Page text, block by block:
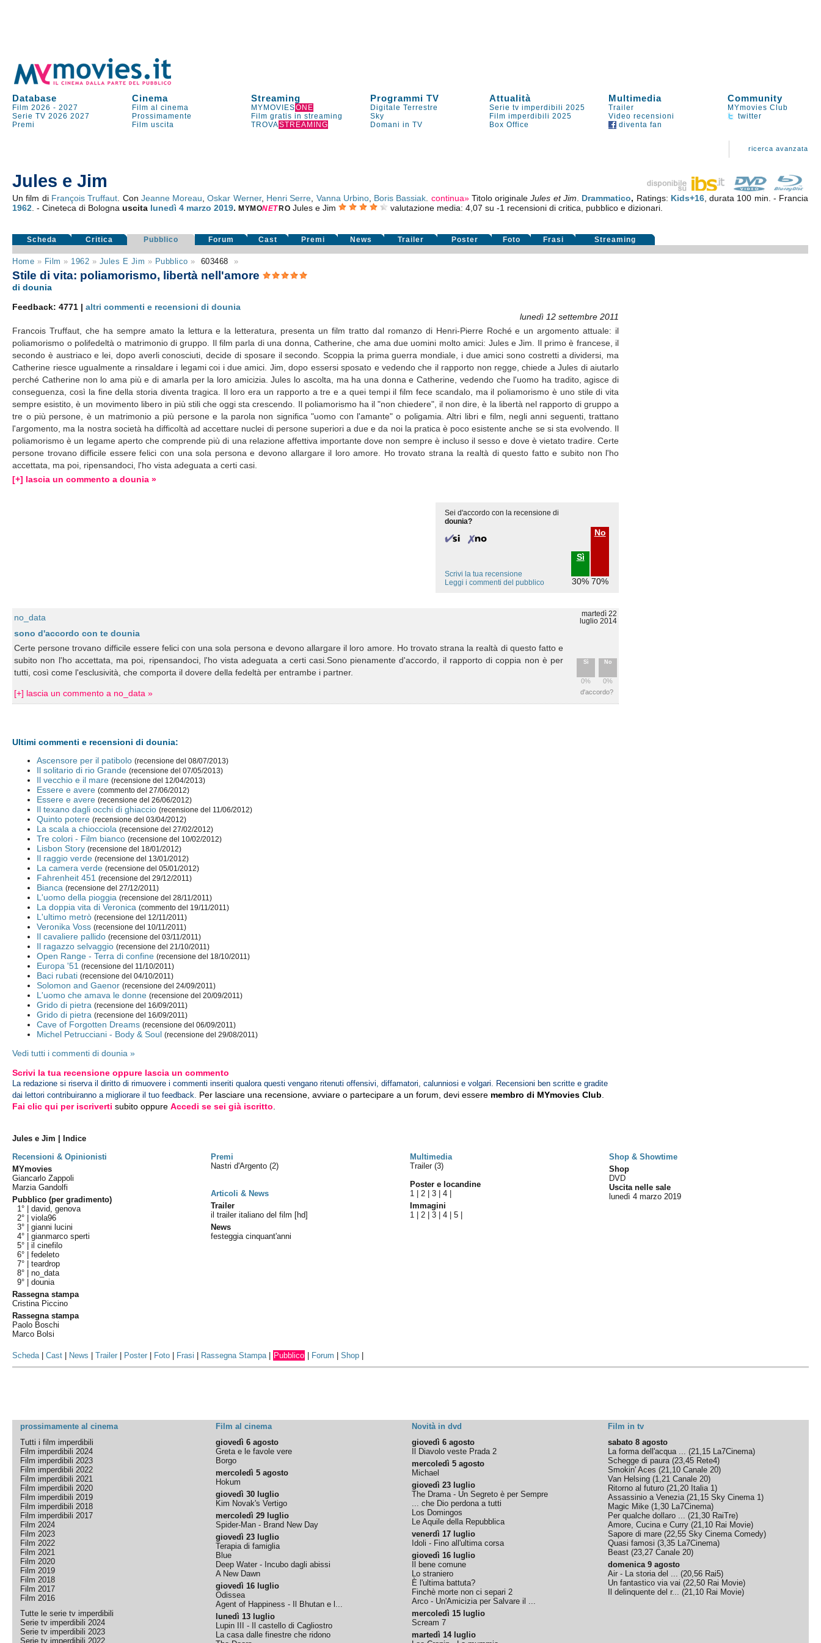
Database Cinema Streaming Programmi TV Attualità Multimedia Community
Film 2026 -2027 Film al cinema MYMOVIESONE Digitale Terrestre Serie tv imperdibili 2025 Trailer
MYmovies Club
Serie TV 2026 2027 Prossimamente Film gratis in streaming Sky Film imperdibili 2025 Video recensioni
twitter
Premi
Film uscita TROVASTREAMING Domani in TV Box Office diventa fan
ricerca avanzata
Jules e Jim
Un film di François Truffaut . Con Jeanne Moreau ,Oskar Werner, Henri Serre Vanna Urbino, Boris Bassiak continua» Titolo originaleJules et Jim Drammatico, Ratings: Kids+16, durata 100 min. - Francia
1962 . - Cineteca di Bolognauscita lunedì 4 marzo 2019.MYMONET RO Jules e Jim valutazione media: 4,07 su -1 recensioni di critica, pubblico e dizionari.
Scheda Critica Pubblico Forum Cast Premi News Trailer Poster Foto Frasi Streaming
Home » Film » 1962 » Jules E Jim » Pubblico » 603468 »
Stile di vita: poliamorismo, libertà nell'amore
di dounia
Feedback: 4771 |altri commenti e recensioni di dounia
lunedì 12 settembre 2011
Francois Truffaut, che ha sempre amato la lettura e la letteratura, presenta un film tratto dal romanzo di Henri-Pierre Roché e un argomento attuale: il
poliamorismo o polifedeltà o matrimonio di gruppo. Il film parla di una donna, Catherine, che ama due uomini molto amici: Jules e Jim. Il primo è francese, il
secondo è austriaco e lei, dopo averli conosciuti, decide di sposare il secondo. Scoppia la prima guerra mondiale, i due amici sono costretti a dividersi, ma
Catherine riesce ugualmente a rinsaldare i legami coi i due amici. Jim, dopo essersi sposato e vedendo che il rapporto non regge, chiede a Jules di aiutarlo
perché Catherine non lo ama più e di amarla per la loro amicizia. Jules lo ascolta, ma ha una donna e Catherine, vedendo che l'uomo ha tradito, agisce di
conseguenza, così la fine della storia diventa tragica. Il loro era un rapporto a tre e a quei tempi il film fece scandalo, ma il poliamorismo è uno stile di vita
sempre esistito, è un movimento libero in più stili che oggi sta crescendo. Il poliamorismo ha il "non chiedere", il non dire, è la libertà nel rapporto di gruppo a
tre o più persone, è un matrimonio a più persone e la parola non significa "uomo con l'amante" o poligamia. Altri libri e film, negli anni seguenti, trattano
l'argomento, ma la nostra società ha difficoltà ad accettare nuclei di persone superiori a due e da noi la pratica è poco esistente anche se si sta evolvendo. Il
poliamorismo è un legame aperto che comprende più di una relazione affettiva importante dove non sempre è incluso il sesso e dove è vietato tradire. Certe
persone trovano difficile essere felici con una sola persona e devono allargare il loro amore. Ho trovato strana la realtà di questo fatto e subito non l'ho
accettata, ma poi, ripensandoci, l'ho vista adeguata a certi casi.
[+] lascia un commento a dounia »
Sei d'accordo con la recensione di
dounia?
Sì
30%
No
70%
Scrivi la tua recensione
Leggi i commenti del pubblico
no_data
martedì 22
luglio 2014
sono d'accordo con te dounia
Sì
0%
No
0%
Certe persone trovano difficile essere felici con una sola persona e devono allargare il loro amore. Ho trovato strana la realtà di questo fatto e
subito non l'ho accettata, ma poi, ripensandoci, l'ho vista adeguata a certi casi.Sono pienamente d'accordo, il rapporto di coppia non è per
tutti, così come l'esclusività, che comporta il dovere della fedeltà per entrambe i partner.
[+] lascia un commento a no_data » d'accordo?
Ultimi commenti e recensioni di dounia:
Ascensore per il patibolo (recensione del 08/07/2013)
Il solitario di rio Grande (recensione del 07/05/2013)
Il vecchio e il mare (recensione del 12/04/2013)
Essere e avere (commento del 27/06/2012)
Essere e avere (recensione del 26/06/2012)
Il texano dagli occhi di ghiaccio (recensione del 11/06/2012)
Quinto potere (recensione del 03/04/2012)
La scala a chiocciola (recensione del 27/02/2012)
Tre colori - Film bianco (recensione del 10/02/2012)
Lisbon Story (recensione del 18/01/2012)
Il raggio verde (recensione del 13/01/2012)
La camera verde (recensione del 05/01/2012)
Fahrenheit 451 (recensione del 29/12/2011)
Bianca (recensione del 27/12/2011)
L'uomo della pioggia (recensione del 28/11/2011)
La doppia vita di Veronica (commento del 19/11/2011)
L'ultimo metrò (recensione del 12/11/2011)
Veronika Voss (recensione del 10/11/2011)
Il cavaliere pallido (recensione del 03/11/2011)
Il ragazzo selvaggio (recensione del 21/10/2011)
Open Range - Terra di confine (recensione del 18/10/2011)
Europa '51 (recensione del 11/10/2011)
Baci rubati (recensione del 04/10/2011)
Solomon and Gaenor (recensione del 24/09/2011)
L'uomo che amava le donne (recensione del 20/09/2011)
Grido di pietra (recensione del 16/09/2011)
Grido di pietra (recensione del 16/09/2011)
Cave of Forgotten Dreams (recensione del 06/09/2011)
Michel Petrucciani - Body & Soul (recensione del 29/08/2011)
Vedi tutti i commenti di dounia »
Scrivi la tua recensione oppure lascia un commento
La redazione si riserva il diritto di rimuovere i commenti inseriti qualora questi vengano ritenuti offensivi, diffamatori, calunniosi e volgari. Recensioni ben scritte e gradite
dai lettori contribuiranno a migliorare il tuo feedback. Per lasciare una recensione, avviare o partecipare a un forum, devi essere membro di MYmovies Club
Fai clic qui per iscriverti subito oppureAccedi se sei già iscritto
Jules e Jim | Indice
Recensioni & Opinionisti
Premi Multimedia
Shop & Showtime
MYmovies
Giancarlo Zappoli
Marzia Gandolfi
Pubblico (per gradimento)
1° |david, genova
2° |viola96
3° |gianni lucini
4° |gianmarco sperti
5° |il cinefilo
6° |fedeleto
7° |teardrop
8° |no_data
9° |dounia
Rassegna stampa
Cristina Piccino
Rassegna stampa
Paolo Boschi
Marco Bolsi
Nastri d'Argento(2)
Articoli & News
Trailer
il trailer italiano del film [hd]
News
festeggia cinquant'anni
Trailer (3)
Poster e locandine
1 |2 |3 |4
Immagini
1 |2 |3 |4 |5
Shop
DVD
Uscita nelle sale
lunedì 4 marzo 2019
Scheda|Cast News |Trailer Poster Foto Frasi Rassegna Stampa| Pubblico Forum |Shop
prossimamente al cinema Film al cinema Novità in dvd
Film in tv
Tutti i film imperdibili
Film imperdibili 2024
Film imperdibili 2023
Film imperdibili 2022
Film imperdibili 2021
Film imperdibili 2020
Film imperdibili 2019
Film imperdibili 2018
Film imperdibili 2017
Film 2024
Film 2023
Film 2022
Film 2021
Film 2020
Film 2019
Film 2018
Film 2017
Film 2016
Tutte le serie tv imperdibili
Serie tv imperdibili 2024
Serie tv imperdibili 2023
Serie tv imperdibili 2022
giovedì 6 agosto
Greta e le favole vere
Borgo
mercoledì 5 agosto
Hokum
giovedì 30 luglio
Kim Novak's Vertigo
mercoledì 29 luglio
Spider-Man - Brand New Day
giovedì 23 luglio
Terapia di famiglia
Blue
Deep Water - Incubo dagli abissi
A New Dawn
giovedì 16 luglio
Odissea
Agent of Happiness - Il Bhutan e l...
lunedì 13 luglio
Lupin III - Il castello di Cagliostro
La casa dalle finestre che ridono
giovedì 6 agosto
Il Diavolo veste Prada 2
mercoledì 5 agosto
Michael
giovedì 23 luglio
The Drama - Un Segreto è per Sempre
... che Dio perdona a tutti
Los Domingos
Le Aquile della Repubblica
venerdì 17 luglio
Idoli - Fino all'ultima corsa
giovedì 16 luglio
Il bene comune
Lo straniero
È l'ultima battuta?
Finchè morte non ci separi 2
Arco - Un'Amicizia per Salvare il ...
mercoledì 15 luglio
Scream 7
martedì 14 luglio
sabato 8 agosto
La forma dell'acqua ... (21,15 La7Cinema)
Schegge di paura(23,45 Rete4)
Smokin' Aces (21,10 Canale 20)
Van Helsing (1,21 Canale 20)
Ritorno al futuro (21,20 Italia 1)
Assassinio a Venezia(21,15 Sky Cinema 1)
Magic Mike (1,30 La7Cinema)
Per qualche dollaro ... (21,30 RaiTre)
Amore, Cucina e Curry (21,10 Rai Movie)
Sapore di mare (22,55 Sky Cinema Comedy)
Quasi famosi (3,35 La7Cinema)
Beast (23,27 Canale 20)
domenica 9 agosto
Air - La storia del ... (20,56 Rai5)
Un fantastico via vai (22,50 Rai Movie)
Il delinquente del r... (21,10 Rai Movie)